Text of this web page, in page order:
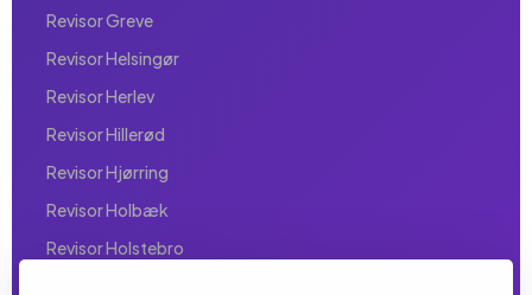
Revisor Greve
Revisor Helsingør
Revisor Herlev
Revisor Hillerød
Revisor Hjørring
Revisor Holbæk
Revisor Holstebro